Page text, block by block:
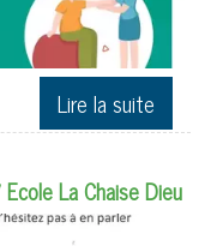
La Chaise Dieu